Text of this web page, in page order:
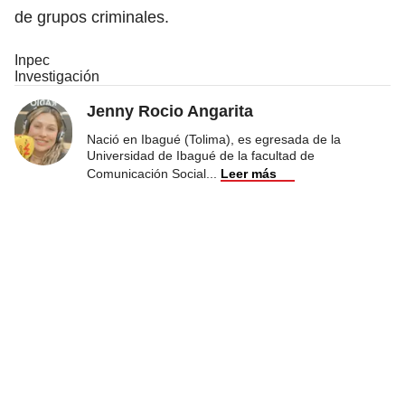
de grupos criminales.
Inpec
Investigación
Jenny Rocio Angarita
Nació en Ibagué (Tolima), es egresada de la
Universidad de Ibagué de la facultad de
Comunicación Social
Leer más